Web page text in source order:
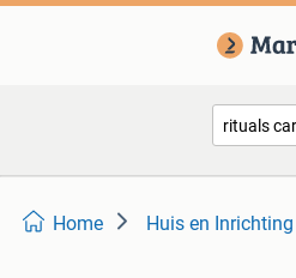
Home Huis en Inrichting